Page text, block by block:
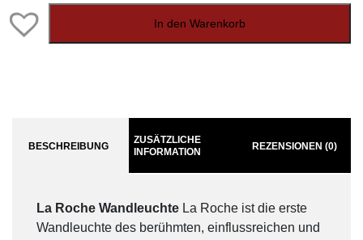
In den Warenkorb
BESCHREIBUNG
ZUSÄTZLICHE
INFORMATION
REZENSIONEN (0)
La Roche Wandleuchte La Roche ist die erste
Wandleuchte des berühmten, einflussreichen und